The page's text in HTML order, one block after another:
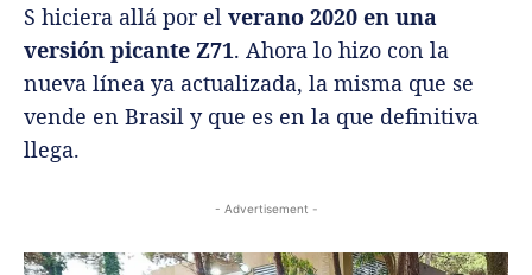
S hiciera allá por el verano 2020 en una
versión picante Z71. Ahora lo hizo con la
nueva línea ya actualizada, la misma que se
vende en Brasil y que es en la que definitiva
llega.
- Advertisement -